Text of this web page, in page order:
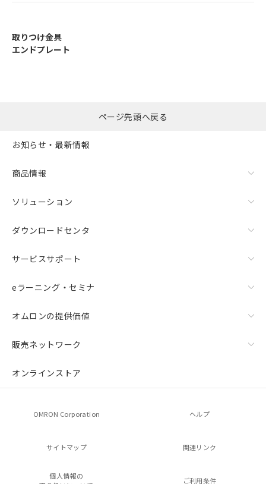
取りつけ金具
エンドプレート
ページ先頭へ戻る
お知らせ・最新情報
商品情報
ソリューション
ダウンロードセンタ
サービスサポート
eラーニング・セミナ
オムロンの提供価値
販売ネットワーク
オンラインストア
OMRON Corporation ヘルプ
サイトマップ 関連リンク
個人情報の
ご利用条件